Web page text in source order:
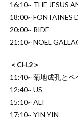
16:10~ THE JESUS
18:00~ FONTAINES
20:00~ RIDE
21:10~ NOEL
＜CH.2＞
11:40~ 菊地成孔と
12:40~ US
15:10~ ALI
17:10~ YIN YIN